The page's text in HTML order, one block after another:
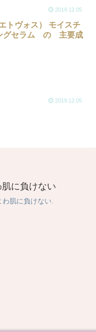
2019.12.05
トヴォス） モイスチ
グセラム の 主要成
2019.12.05
に負けない
肌に負けない.